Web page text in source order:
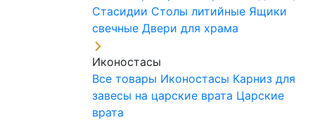
Стасидии Столы литийные Ящики
свечные Двери для храма
Иконостасы
Все товары Иконостасы Карниз для
завесы на царские врата Царские
врата